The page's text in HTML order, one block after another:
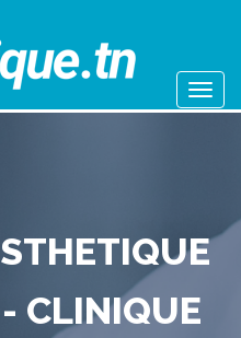
CLINIQUE